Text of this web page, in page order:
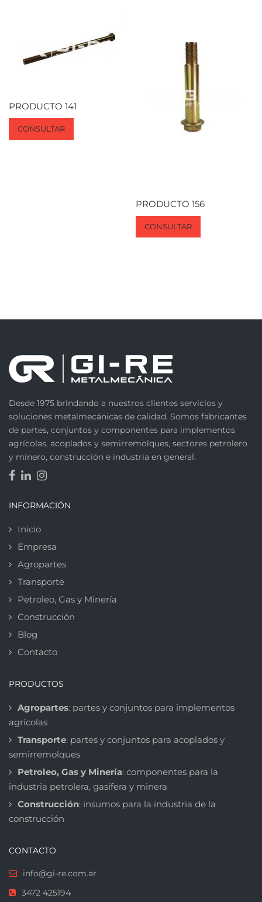
PRODUCTO 141
CONSULTAR
PRODUCTO 156
CONSULTAR
Desde 1975 brindando a nuestros clientes servicios y
soluciones metalmecánicas de calidad. Somos fabricantes
de partes, conjuntos y componentes para implementos
agrícolas, acoplados y semirremolques, sectores petrolero
y minero, construcción e industria en general.
INFORMACIÓN
Inicio
Empresa
Agropartes
Transporte
Petroleo, Gas y Minería
Construcción
Blog
Contacto
PRODUCTOS
Agropartes: partes y conjuntos para implementos
agrícolas
Transporte: partes y conjuntos para acoplados y
semirremolques
Petroleo, Gas y Minería: componentes para la
industria petrolera, gasífera y minera
Construcción: insumos para la industria de la
construcción
CONTACTO
info@gi-re.com.ar
3472 425194